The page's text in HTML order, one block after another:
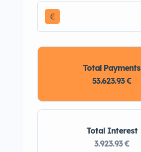
€
Total Interest
3.923.93 €
Total Payments
53.623.93 €